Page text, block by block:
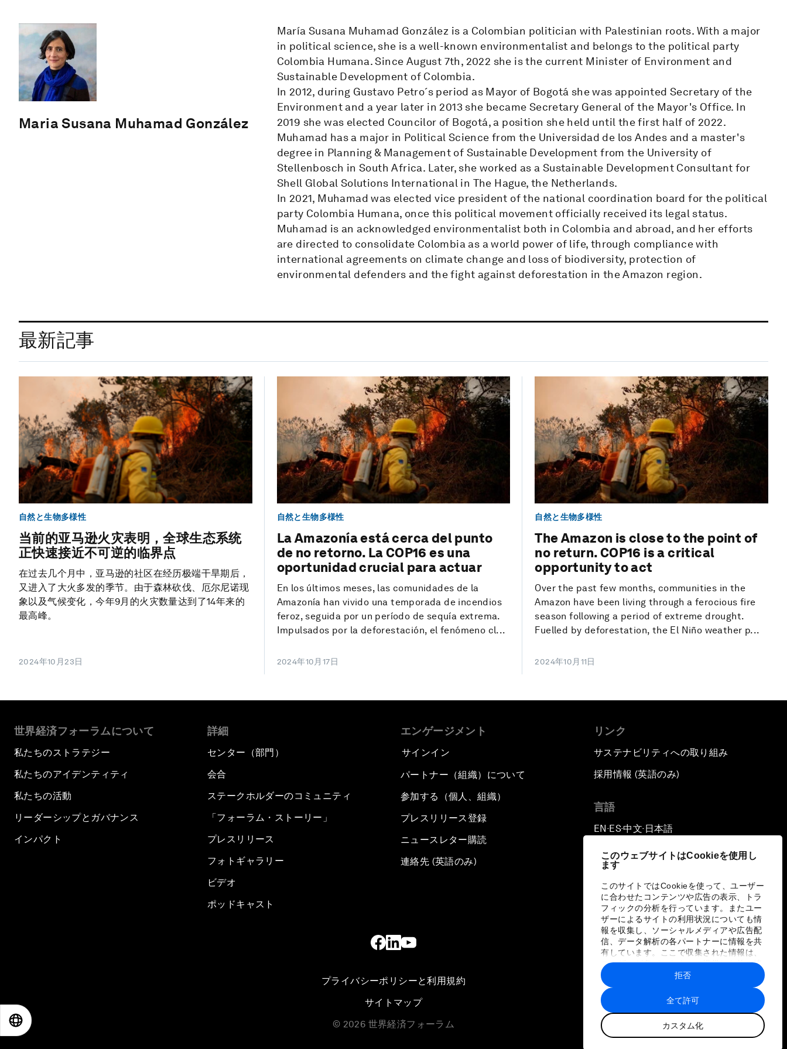
このウェブサイトはCookieを使用し
ます
このサイトではCookieを使って、ユーザー
に合わせたコンテンツや広告の表示、トラ
フィックの分析を行っています。またユー
ザーによるサイトの利用状況についても情
報を収集し、ソーシャルメディアや広告配
信、データ解析の各パートナーに情報を共
有しています。ここで収集された情報は、
ユーザーが各パートナーに提供した他の情
報や各パートナーのサービスを使用した際
に収集された情報と組み合わされ、各パー
トナーによって使用されることがありま
す。
全て許可
カスタム化
拒否
Maria Susana Muhamad González
María Susana Muhamad González is a Colombian politician with Palestinian roots. With a major
in political science, she is a well-known environmentalist and belongs to the political party
Colombia Humana. Since August 7th, 2022 she is the current Minister of Environment and
Sustainable Development of Colombia.
In 2012, during Gustavo Petro´s period as Mayor of Bogotá she was appointed Secretary of the
Environment and a year later in 2013 she became Secretary General of the Mayor's Office. In
2019 she was elected Councilor of Bogotá, a position she held until the first half of 2022.
Muhamad has a major in Political Science from the Universidad de los Andes and a master's
degree in Planning & Management of Sustainable Development from the University of
Stellenbosch in South Africa. Later, she worked as a Sustainable Development Consultant for
Shell Global Solutions International in The Hague, the Netherlands.
In 2021, Muhamad was elected vice president of the national coordination board for the political
party Colombia Humana, once this political movement officially received its legal status.
Muhamad is an acknowledged environmentalist both in Colombia and abroad, and her efforts
are directed to consolidate Colombia as a world power of life, through compliance with
international agreements on climate change and loss of biodiversity, protection of
environmental defenders and the fight against deforestation in the Amazon region.
最新記事
自然と生物多様性
当前的亚马逊火灾表明，全球生态系统
正快速接近不可逆的临界点
在过去几个月中，亚马逊的社区在经历极端干旱期后，
又进入了大火多发的季节。由于森林砍伐、厄尔尼诺现
象以及气候变化，今年9月的火灾数量达到了14年来的
最高峰。
2024年10月23日
自然と生物多様性
La Amazonía está cerca del punto
de no retorno. La COP16 es una
oportunidad crucial para actuar
En los últimos meses, las comunidades de la
Amazonía han vivido una temporada de incendios
feroz, seguida por un período de sequía extrema.
Impulsados por la deforestación, el fenómeno cl...
2024年10月17日
自然と生物多様性
The Amazon is close to the point of
no return. COP16 is a critical
opportunity to act
Over the past few months, communities in the
Amazon have been living through a ferocious fire
season following a period of extreme drought.
Fuelled by deforestation, the El Niño weather p...
2024年10月11日
世界経済フォーラムについて
私たちのストラテジー
私たちのアイデンティティ
私たちの活動
リーダーシップとガバナンス
インパクト
詳細
センター（部門）
会合
ステークホルダーのコミュニティ
「フォーラム・ストーリー」
プレスリリース
フォトギャラリー
ビデオ
ポッドキャスト
エンゲージメント
サインイン
パートナー（組織）について
参加する（個人、組織）
プレスリリース登録
ニュースレター購読
連絡先 (英語のみ)
リンク
サステナビリティへの取り組み
採用情報 (英語のみ)
言語
EN ▪ ES▪中文▪ 日本語
プライバシーポリシーと利用規約
サイトマップ
© 2026 世界経済フォーラム